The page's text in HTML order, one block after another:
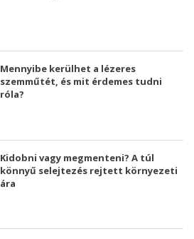
Mennyibe kerülhet a lézeres
szemműtét, és mit érdemes tudni
róla?
Kidobni vagy megmenteni? A túl
könnyű selejtezés rejtett környezeti
ára